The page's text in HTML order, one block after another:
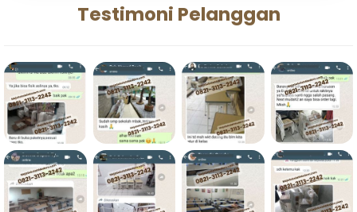
Testimoni Pelanggan